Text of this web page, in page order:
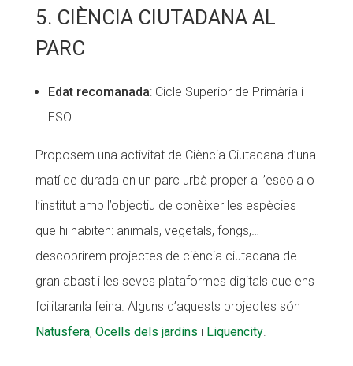
5. CIÈNCIA CIUTADANA AL
PARC
Edat recomanada: Cicle Superior de Primària i
ESO
Proposem una activitat de Ciència Ciutadana d’una
matí de durada en un parc urbà proper a l’escola o
l’institut amb l’objectiu de conèixer les espècies
que hi habiten: animals, vegetals, fongs,…
descobrirem projectes de ciència ciutadana de
gran abast i les seves plataformes digitals que ens
fcilitaranla feina. Alguns d’aquests projectes són
Natusfera, Ocells dels jardins i Liquencity.